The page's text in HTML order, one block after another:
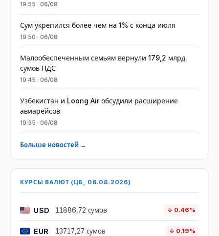
19:55 · 06/08
Сум укрепился более чем на 1% с конца июля
19:50 · 06/08
Малообеспеченным семьям вернули 179,2 млрд.
сумов НДС
19:45 · 06/08
Узбекистан и Loong Air обсудили расширение
авиарейсов
19:35 · 06/08
Больше новостей →
КУРСЫ ВАЛЮТ (ЦБ, 06.08.2026)
USD 11886,72 сумов ↓ 0.46%
EUR 13717,27 сумов ↓ 0.19%